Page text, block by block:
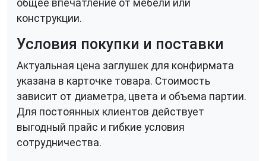
общее впечатление от мебели или
конструкции.
Условия покупки и поставки
Актуальная цена заглушек для конфирмата
указана в карточке товара. Стоимость
зависит от диаметра, цвета и объема партии.
Для постоянных клиентов действует
выгодный прайс и гибкие условия
сотрудничества.